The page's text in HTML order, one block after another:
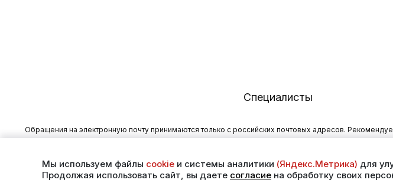
Специалисты
Обращения на электронную почту принимаются только с российских почтовых адресов.
© 2025. Многопрофильный медицинский центр «Асклепий»
Мы используем файлы cookie и системы аналитики (Яндекс.Метрика) для
Продолжая использовать сайт, вы даете согласие на обработку своих